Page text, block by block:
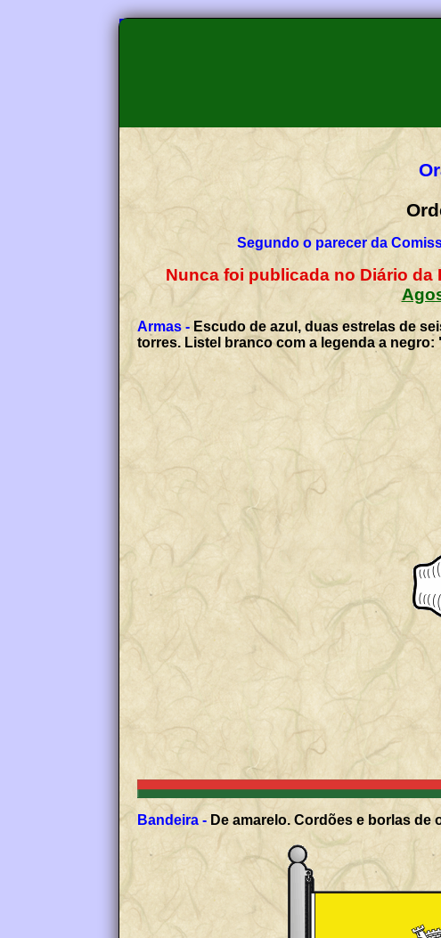
Segundo o parecer da
Nunca foi publicada no Diário da
Armas - Escudo de azul, duas estrelas de
torres. Listel branco com a legenda a negro:
Bandeira - De amarelo. Cordões e borlas de